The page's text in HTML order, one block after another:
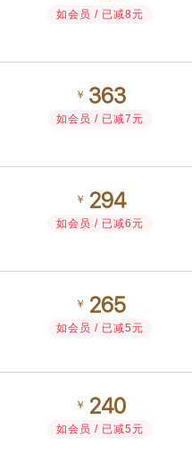
如会员 / 已减8元
￥ 
如会员 / 已减7元
￥ 
如会员 / 已减6元
￥ 
如会员 / 已减5元
￥ 
如会员 / 已减5元